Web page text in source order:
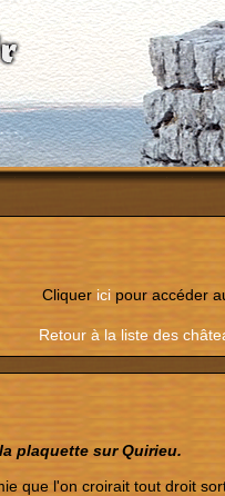
Cliquer ici pour accéder
Retour à la liste des
plaquette sur Quirieu.
que l'on croirait tout droit